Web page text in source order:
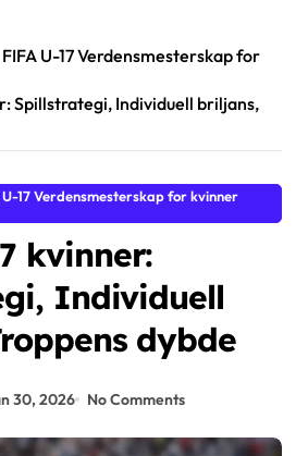
U-17 Verdensmesterskap for
Spillstrategi, Individuell briljans,
17 Verdensmesterskap for kvinner
kvinner:
Individuell
dybde
30, 2026 No Comments